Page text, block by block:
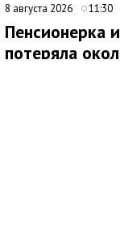
8 августа 2026 11:30
Пенсионерка
потеряла